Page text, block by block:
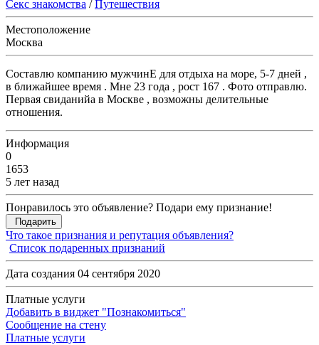
Секс знакомства /Путешествия
Местоположение
Москва
Составлю компанию мужчинЕ для отдыха на море, 5-7 дней ,
в ближайшее время . Мне 23 года , рост 167 . Фото отправлю.
Первая свиданийа в Москве , возможны делительные
отношения.
Информация
0
1653
5 лет назад
Понравилось это объявление? Подари ему признание!
Подарить
Что такое признания и репутация объявления?
Список подаренных признаний
Дата создания 04 сентября 2020
Платные услуги
Добавить в виджет "Познакомиться"
Сообщение на стену
Платные услуги